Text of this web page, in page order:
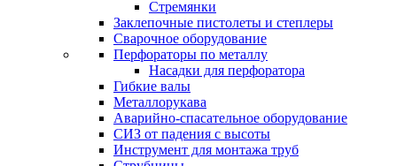
Стремянки
Заклепочные пистолеты и степлеры
Сварочное оборудование
Перфораторы по металлу
Насадки для перфоратора
Гибкие валы
Металлорукава
Аварийно-спасательное оборудование
СИЗ от падения с высоты
Инструмент для монтажа труб